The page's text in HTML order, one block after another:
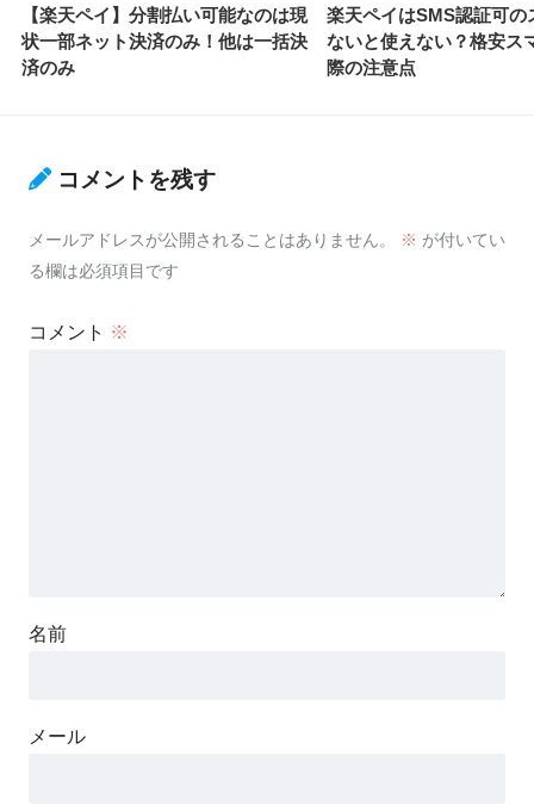
【楽天ペイ】分割払い可能なのは現
状一部ネット決済のみ！他は一括決
済のみ
楽天ペイはSMS認証可の
ないと使えない？格安ス
際の注意点
コメントを残す
メールアドレスが公開されることはありません。 ※ が付いてい
る欄は必須項目です
コメント ※
名前
メール